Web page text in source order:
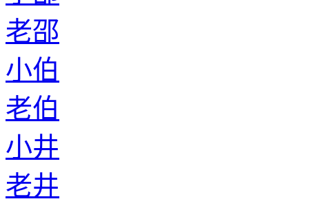
老邵
小伯
老伯
小井
老井